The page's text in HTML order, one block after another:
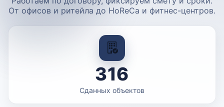
От офисов и ритейла до HoReCa и фитнес-центров.
316
Сданных объектов